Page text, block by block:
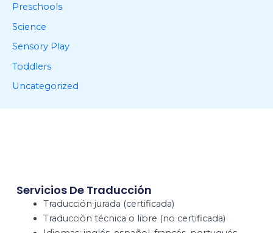
Preschools
Science
Sensory Play
Toddlers
Uncategorized
Servicios De Traducción
Traducción jurada (certificada)
Traducción técnica o libre (no certificada)